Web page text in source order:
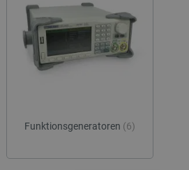
Funktionsgeneratoren (6)